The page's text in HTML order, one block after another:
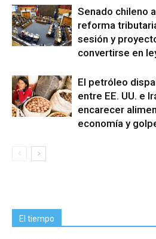
Senado chileno
reforma
sesión y
convertirse en
El petróleo
entre EE. UU. e
encarecer
economía y
El tiempo